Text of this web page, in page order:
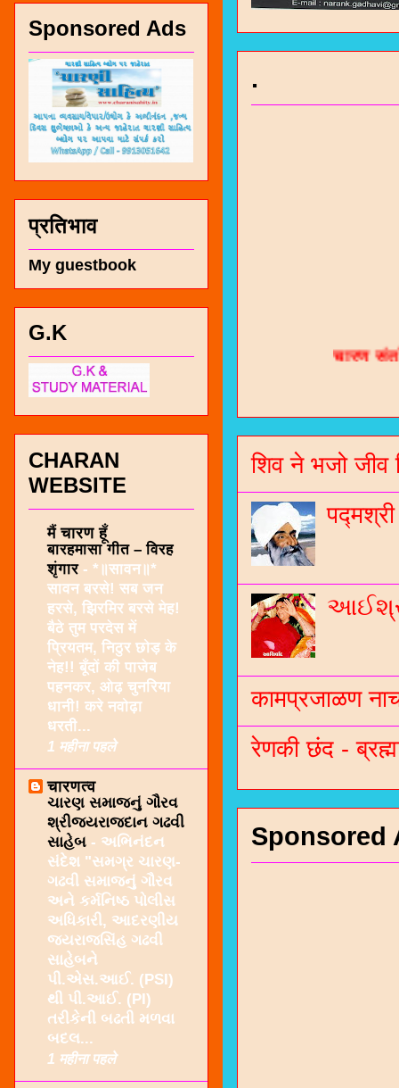
.
भजन /
नंबर
शिव ने भजो जीव
कामप्रजाळण
रेणकी छंद -
Sponsored
Sponsored Ads
प्रतिभाव
My guestbook
G.K
CHARAN
WEBSITE
मैं चारण हूँ
बारहमासा गीत – विरह
शृंगार - *॥सावन॥*
सावन बरसे! सब जन
हरसे, झिरमिर बरसे मेह!
बैठे तुम परदेस में
प्रियतम, निठुर छोड़ के
नेह!! बूँदों की पाजेब
पहनकर, ओढ़ चुनरिया
धानी! करे नवोढ़ा
धरती...
1 महीना पहले
चारणत्व
ચારણ સમાજનું ગૌરવ
શ્રીજયરાજદાન ગઢવી
સાહેબ - અભિનંદન
સંદેશ "સમગ્ર ચારણ-
ગઢવી સમાજનું ગૌરવ
અને કર્મનિષ્ઠ પોલીસ
અધિકારી, આદરણીય
જયરાજસિંહ ગઢવી
સાહેબને
પી.એસ.આઈ. (PSI)
થી પી.આઈ. (PI)
તરીકેની બઢતી મળવા
બદલ...
1 महीना पहले